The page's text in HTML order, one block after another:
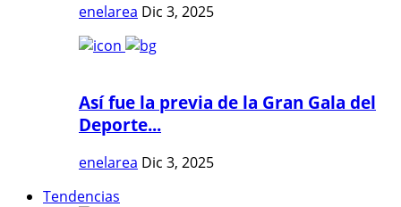
enelarea Dic 3, 2025
Así fue la previa de la Gran Gala del
Deporte...
enelarea Dic 3, 2025
Tendencias